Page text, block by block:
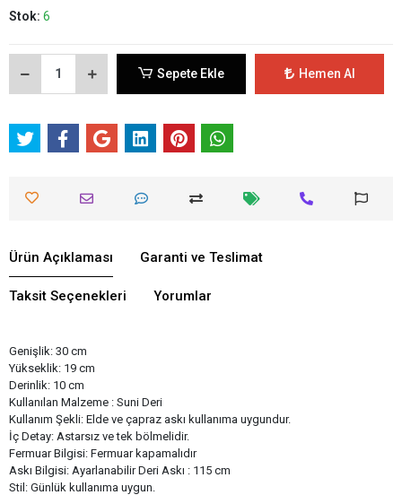
Stok: 6
Sepete Ekle Hemen Al
Ürün Açıklaması Garanti ve Teslimat
Taksit Seçenekleri Yorumlar
Genişlik: 30 cm
Yükseklik: 19 cm
Derinlik: 10 cm
Kullanılan Malzeme : Suni Deri
Kullanım Şekli: Elde ve çapraz askı kullanıma uygundur.
İç Detay: Astarsız ve tek bölmelidir.
Fermuar Bilgisi: Fermuar kapamalıdır
Askı Bilgisi: Ayarlanabilir Deri Askı : 115 cm
Stil: Günlük kullanıma uygun.